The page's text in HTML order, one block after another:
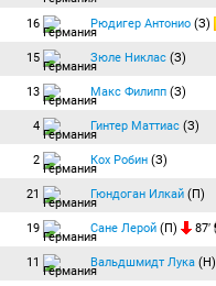
16 Рюдигер Антонио (З)
15 Зюле Никлас (З)
13 Макс Филипп (З)
4 Гинтер Маттиас (З)
2 Кох Робин (З)
21 Гюндоган Илкай (П)
19 Сане Лерой (П) 87′
11 Вальдшмидт Лука (Н)